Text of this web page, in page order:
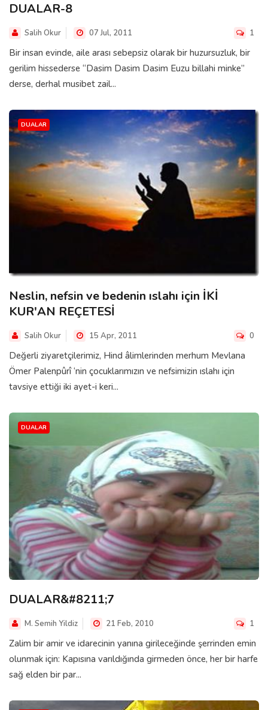
DUALAR-8
Salih Okur 07 Jul, 2011 1
Bir insan evinde, aile arası sebepsiz olarak bir huzursuzluk, bir
gerilim hissederse “Dasim Dasim Dasim Euzu billahi minke”
derse, derhal musibet zail...
DUALAR
Neslin, nefsin ve bedenin ıslahı için İKİ
KUR'AN REÇETESİ
Salih Okur 15 Apr, 2011 0
Değerli ziyaretçilerimiz, Hind âlimlerinden merhum Mevlana
Ömer Palenpûrî ‘nin çocuklarımızın ve nefsimizin ıslahı için
tavsiye ettiği iki ayet-i keri...
DUALAR
DUALAR&#8211;7
M. Semih Yildiz 21 Feb, 2010 1
Zalim bir amir ve idarecinin yanına girileceğinde şerrinden emin
olunmak için: Kapısına varıldığında girmeden önce, her bir harfe
sağ elden bir par...